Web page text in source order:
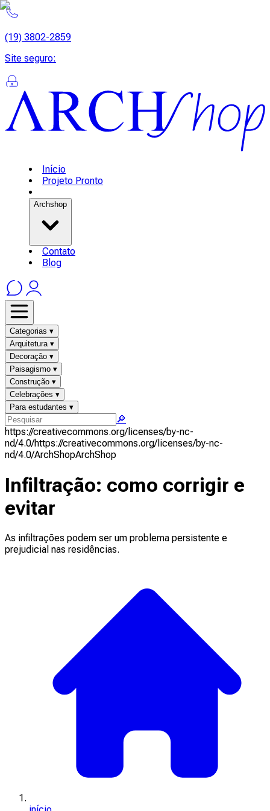
(19) 3802-2859
Site seguro:
Início
Projeto Pronto
Archshop
Contato
Blog
Categorias ▾
Arquitetura ▾
Decoração ▾
Paisagismo ▾
Construção ▾
Celebrações ▾
Para estudantes ▾
🔎
https://creativecommons.org/licenses/by-nc-
nd/4.0/https://creativecommons.org/licenses/by-nc-
nd/4.0/ArchShopArchShop
Infiltração: como corrigir e
evitar
As infiltrações podem ser um problema persistente e
prejudicial nas residências.